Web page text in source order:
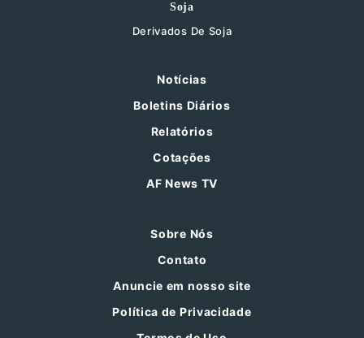
Soja
Derivados De Soja
Notícias
Boletins Diários
Relatórios
Cotações
AF News TV
Sobre Nós
Contato
Anuncie em nosso site
Política de Privacidade